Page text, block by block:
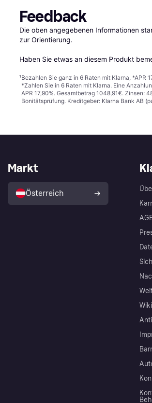
Feedback
Die oben angegebenen Informationen
zur Orientierung.
Haben Sie etwas an diesem Produkt
¹Bezahlen Sie ganz in 6 Raten mit Klarna, *APR
*Zahlen Sie in 6 Raten mit Klarna. Eine
APR 17,90%. Gesamtbetrag 1048,91€. Zinsen:
Bonitätsprüfung. Kreditgeber: Klarna Bank AB
Markt
Österreich